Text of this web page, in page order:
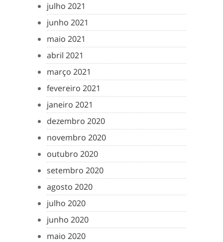
julho 2021
junho 2021
maio 2021
abril 2021
março 2021
fevereiro 2021
janeiro 2021
dezembro 2020
novembro 2020
outubro 2020
setembro 2020
agosto 2020
julho 2020
junho 2020
maio 2020